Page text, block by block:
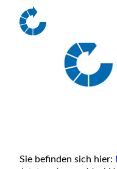
Sie befinden sich hier: